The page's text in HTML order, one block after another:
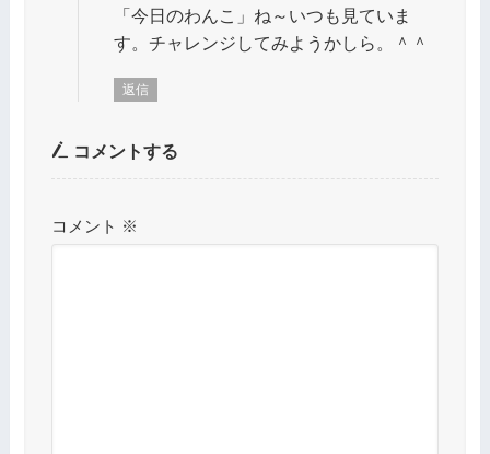
「今日のわんこ」ね～いつも見ていま
す。チャレンジしてみようかしら。＾＾
返信
コメントする
コメント ※